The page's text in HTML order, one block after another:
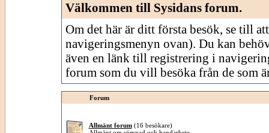
Välkommen till Sysidans forum.
Om det här är ditt första besök, se till
navigeringsmenyn ovan). Du kan
även en länk till registrering i
forum som du vill besöka från de som
Forum
Allmänt forum (16 besökare)